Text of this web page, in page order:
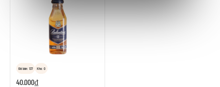
Đã bán: 137 Kho: 0
40.000₫